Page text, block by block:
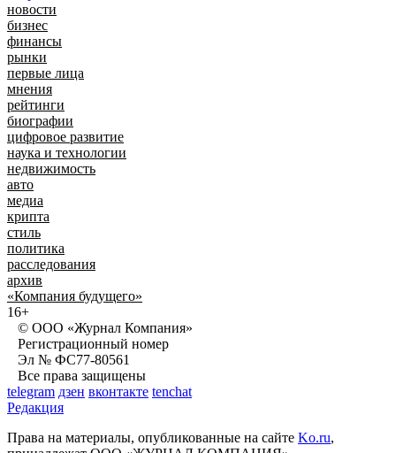
новости
бизнес
финансы
рынки
первые лица
мнения
рейтинги
биографии
цифровое развитие
наука и технологии
недвижимость
авто
медиа
крипта
стиль
политика
расследования
архив
«Компания будущего»
16+
© ООО «Журнал Компания»
Регистрационный номер
Эл № ФС77-80561
Все права защищены
telegram дзен вконтакте tenchat
Редакция
Права на материалы, опубликованные на сайте Ko.ru,